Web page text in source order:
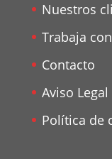
Nuestros
Trabaja
Contacto
Aviso Legal
Política de